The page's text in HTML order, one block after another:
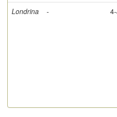
Londrina -